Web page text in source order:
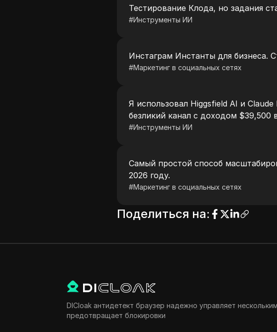
Тестирование Клода, но задания
#Инструменты ИИ
Инстаграм Инстанты для бизнеса.
#Маркетинг в социальных сетях
Я использовал Higgsfield AI и
безликий канал с доходом $39,500
#Инструменты ИИ
Самый простой способ
2026 году.
#Маркетинг в социальных сетях
Поделиться на:
DICloak антидетект браузер надежно управляет
предотвращает блокировки